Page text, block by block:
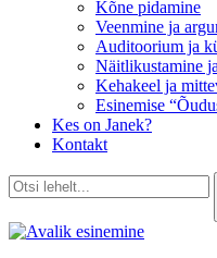
Kõne pidamine
Veenmine ja
Auditoorium ja
Näitlikustamine
Kehakeel ja
Esinemise
Kes on Janek?
Kontakt
No